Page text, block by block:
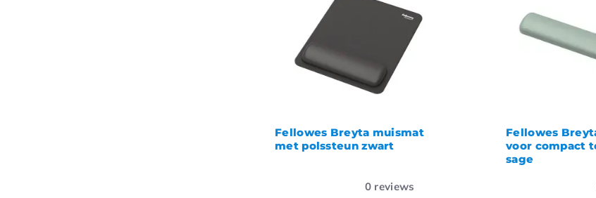
Fellowes Breyta muismat
met polssteun zwart
0 reviews
Fellowes
voor compact
sage